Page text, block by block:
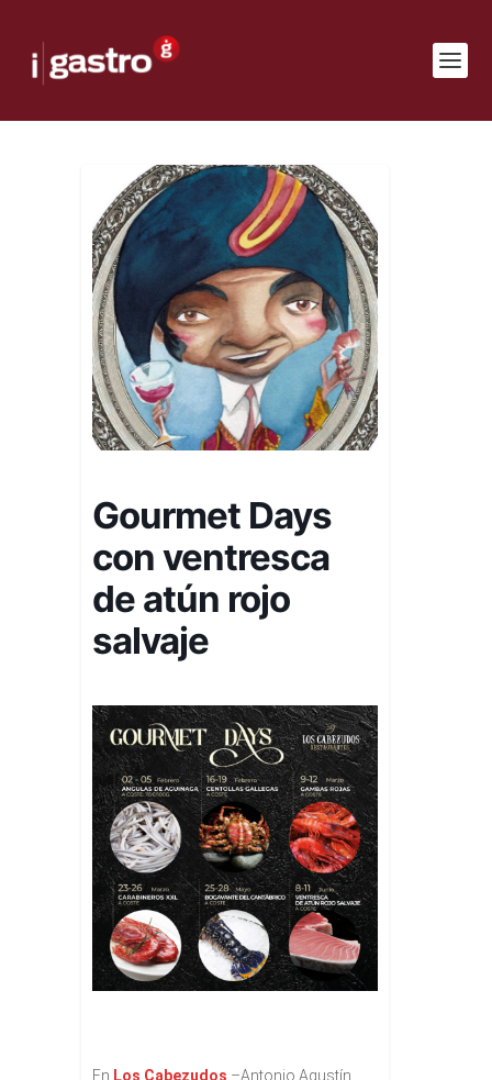
Gourmet Days
con ventresca
de atún rojo
salvaje
En Los Cabezudos –Antonio Agustín,